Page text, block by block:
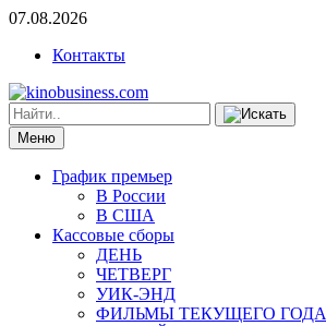
07.08.2026
Контакты
Меню
График премьер
В России
В США
Кассовые сборы
ДЕНЬ
ЧЕТВЕРГ
УИК-ЭНД
ФИЛЬМЫ ТЕКУЩЕГО ГОДА